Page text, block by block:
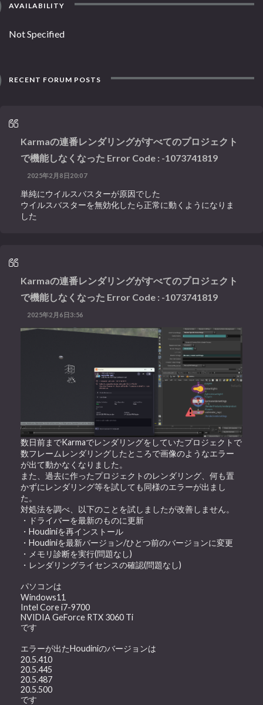
AVAILABILITY
Not Specified
RECENT FORUM POSTS
Karmaの連番レンダリングがすべてのプロジェクト
で機能しなくなった Error Code : -1073741819
2025年2月8日20:07
単純にウイルスバスターが原因でした
ウイルスバスターを無効化したら正常に動くようになりま
した
Karmaの連番レンダリングがすべてのプロジェクト
で機能しなくなった Error Code : -1073741819
2025年2月6日3:56
数日前までKarmaでレンダリングをしていたプロジェクトで
数フレームレンダリングしたところで画像のようなエラー
が出て動かなくなりました。
また、過去に作ったプロジェクトのレンダリング、何も置
かずにレンダリング等を試しても同様のエラーが出まし
た。
対処法を調べ、以下のことを試しましたが改善しません。
・ドライバーを最新のものに更新
・Houdiniを再インストール
・Houdiniを最新バージョン/ひとつ前のバージョンに変更
・メモリ診断を実行(問題なし)
・レンダリングライセンスの確認(問題なし)
パソコンは
Windows11
Intel Core i7-9700
NVIDIA GeForce RTX 3060 Ti
です
エラーが出たHoudiniのバージョンは
20.5.410
20.5.445
20.5.487
20.5.500
です